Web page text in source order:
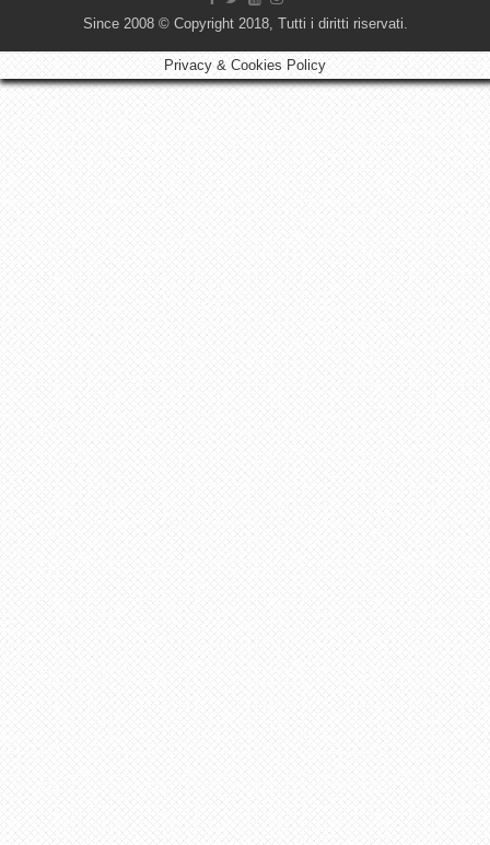
Since 2008 © Copyright 2018, Tutti i diritti riservati.
Privacy & Cookies Policy